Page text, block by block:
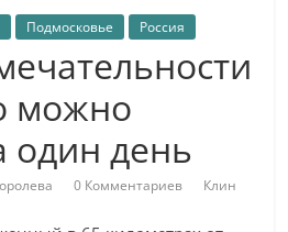
Подмосковье Россия
можно
один день
0 Комментариев Клин